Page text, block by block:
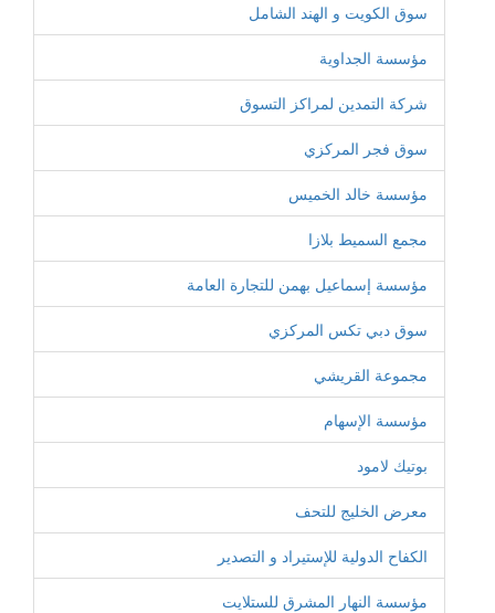
سوق الكويت و الهند الشامل
مؤسسة الجداوية
شركة التمدين لمراكز التسوق
سوق فجر المركزي
مؤسسة خالد الخميس
مجمع السميط بلازا
مؤسسة إسماعيل بهمن للتجارة العامة
سوق دبي تكس المركزي
مجموعة القريشي
مؤسسة الإسهام
بوتيك لامود
معرض الخليج للتحف
الكفاح الدولية للإستيراد و التصدير
مؤسسة النهار المشرق للستلايت